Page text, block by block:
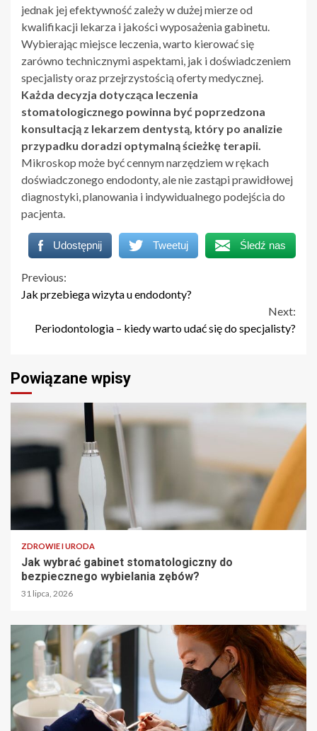
jednak jej efektywność zależy w dużej mierze od
kwalifikacji lekarza i jakości wyposażenia gabinetu.
Wybierając miejsce leczenia, warto kierować się
zarówno technicznymi aspektami, jak i doświadczeniem
specjalisty oraz przejrzystością oferty medycznej.
Każda decyzja dotycząca leczenia
stomatologicznego powinna być poprzedzona
konsultacją z lekarzem dentystą, który po analizie
przypadku doradzi optymalną ścieżkę terapii.
Mikroskop może być cennym narzędziem w rękach
doświadczonego endodonty, ale nie zastąpi prawidłowej
diagnostyki, planowania i indywidualnego podejścia do
pacjenta.
Udostępnij Tweetuj Śledź nas
Continue
Reading
Previous:
Jak przebiega wizyta u endodonty?
Next:
Periodontologia – kiedy warto udać się do specjalisty?
Powiązane wpisy
ZDROWIE I URODA
Jak wybrać gabinet stomatologiczny do
bezpiecznego wybielania zębów?
31 lipca, 2026